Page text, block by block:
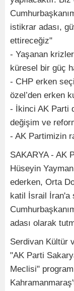
istikrar adası,
ettireceğiz"
- ⁠Yaşanan
küresel bir güç
- ⁠CHP erken
özel’den erken
- ⁠İkinci AK Parti
değişim ve
- ⁠AK Partimizin
SAKARYA - AK
Hüseyin
ederken, Orta
katil İsrail İran'a
adası olarak
Serdivan Kültür
"AK Parti
Meclisi"